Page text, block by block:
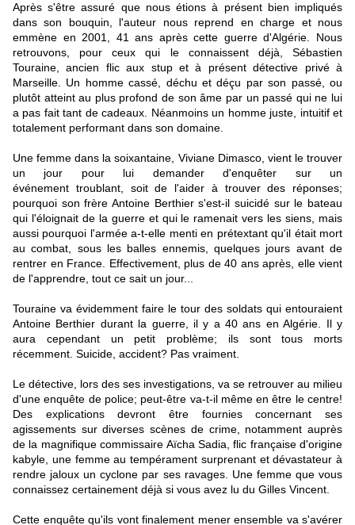
Après s'être assuré que nous étions à présent bien impliqués
dans son bouquin, l'auteur nous reprend en charge et nous
emmène en 2001, 41 ans après cette guerre d'Algérie. Nous
retrouvons, pour ceux qui le connaissent déjà, Sébastien
Touraine, ancien flic aux stup et à présent détective privé à
Marseille. Un homme cassé, déchu et déçu par son passé, ou
plutôt atteint au plus profond de son âme par un passé qui ne lui
a pas fait tant de cadeaux. Néanmoins un homme juste, intuitif et
totalement performant dans son domaine.
Une femme dans la soixantaine, Viviane Dimasco, vient le trouver
un jour pour lui demander d'enquêter sur un
événement troublant, soit de l'aider à trouver des réponses;
pourquoi son frère Antoine Berthier s'est-il suicidé sur le bateau
qui l'éloignait de la guerre et qui le ramenait vers les siens, mais
aussi pourquoi l'armée a-t-elle menti en prétextant qu'il était mort
au combat, sous les balles ennemis, quelques jours avant de
rentrer en France. Effectivement, plus de 40 ans après, elle vient
de l'apprendre, tout ce sait un jour...
Touraine va évidemment faire le tour des soldats qui entouraient
Antoine Berthier durant la guerre, il y a 40 ans en Algérie. Il y
aura cependant un petit problème; ils sont tous morts
récemment. Suicide, accident? Pas vraiment.
Le détective, lors des ses investigations, va se retrouver au milieu
d'une enquête de police; peut-être va-t-il même en être le centre!
Des explications devront être fournies concernant ses
agissements sur diverses scènes de crime, notamment auprès
de la magnifique commissaire Aïcha Sadia, flic française d'origine
kabyle, une femme au tempérament surprenant et dévastateur à
rendre jaloux un cyclone par ses ravages. Une femme que vous
connaissez certainement déjà si vous avez lu du Gilles Vincent.
Cette enquête qu'ils vont finalement mener ensemble va s'avérer